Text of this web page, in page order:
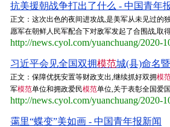
抗美援朝战争打出了什么 - 中国青年
正文：这次出色的夜间进攻战,是美军从未见过的
愿军在朝鲜人民军配合下对敌军发起了合围战,取
http://news.cyol.com/yuanchuang/2020-
习近平会见全国双拥模范城(县)命名
正文：保障优抚安置等财政支出,继续抓好双拥模
军模范单位和拥政爱民模范单位,关于表彰全国爱
http://news.cyol.com/yuanchuang/2020-
霭里“蝶变”美如画 - 中国青年报新闻